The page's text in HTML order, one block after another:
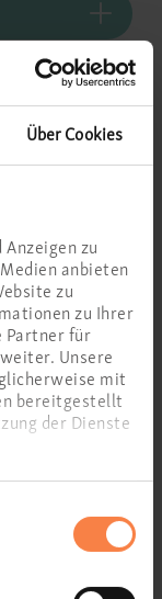
Über Cookies
zu
anbieten
zu
zu Ihrer
Partner für
Unsere
mit
bereitgestellt
der Dienste